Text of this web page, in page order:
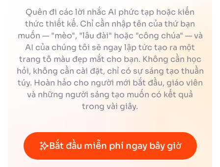
Quên đi các lời nhắc AI phức tạp hoặc kiến
thức thiết kế. Chỉ cần nhập tên của thứ bạn
muốn — "mèo", "lâu đài" hoặc "công chúa" — và
AI của chúng tôi sẽ ngay lập tức tạo ra một
trang tô màu đẹp mắt cho bạn. Không cần học
hỏi, không cần cài đặt, chỉ có sự sáng tạo thuần
túy. Hoàn hảo cho người mới bắt đầu, giáo viên
và những người sáng tạo muốn có kết quả
trong vài giây.
Bắt đầu miễn phí ngay bây giờ